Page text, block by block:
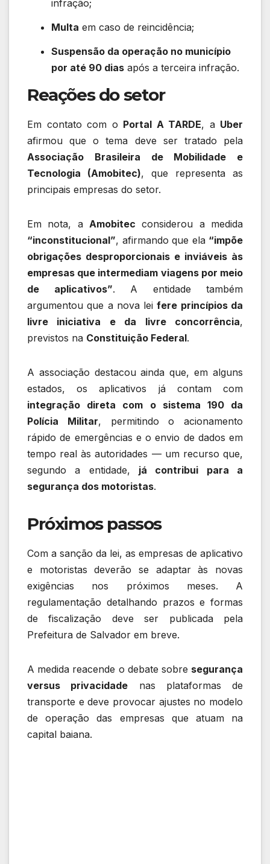
infração;
Multa em caso de reincidência;
Suspensão da operação no município
por até 90 dias após a terceira infração.
Reações do setor
Em contato com o Portal A TARDE, a Uber
afirmou que o tema deve ser tratado pela
Associação Brasileira de Mobilidade e
Tecnologia (Amobitec), que representa as
principais empresas do setor.
Em nota, a Amobitec considerou a medida
“inconstitucional”, afirmando que ela “impõe
obrigações desproporcionais e inviáveis às
empresas que intermediam viagens por meio
de aplicativos”. A entidade também
argumentou que a nova leifere princípios da
livre iniciativa e da livre concorrência,
previstos na Constituição Federal.
A associação destacou ainda que, em alguns
estados, os aplicativos já contam com
integração direta com o sistema 190 da
Polícia Militar, permitindo o acionamento
rápido de emergências e o envio de dados em
tempo real às autoridades — um recurso que,
segundo a entidade, já contribui para a
segurança dos motoristas.
Próximos passos
Com a sanção da lei, as empresas de aplicativo
e motoristas deverão se adaptar às novas
exigências nos próximos meses. A
regulamentação detalhando prazos e formas
de fiscalização deve ser publicada pela
Prefeitura de Salvador em breve.
A medida reacende o debate sobre segurança
versus privacidade nas plataformas de
transporte e deve provocar ajustes no modelo
de operação das empresas que atuam na
capital baiana.